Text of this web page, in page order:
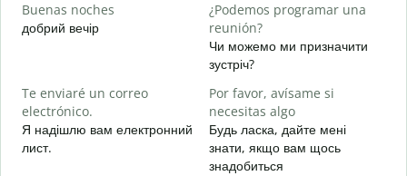
Buenas noches
добрий вечір
¿Podemos programar una
reunión?
Чи можемо ми призначити
зустріч?
Te enviaré un correo
electrónico.
Я надішлю вам електронний
лист.
Por favor, avísame si
necesitas algo
Будь ласка, дайте мені
знати, якщо вам щось
знадобиться